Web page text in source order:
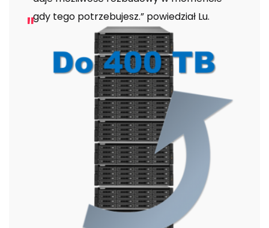
gdy tego potrzebujesz.” powiedział Lu.